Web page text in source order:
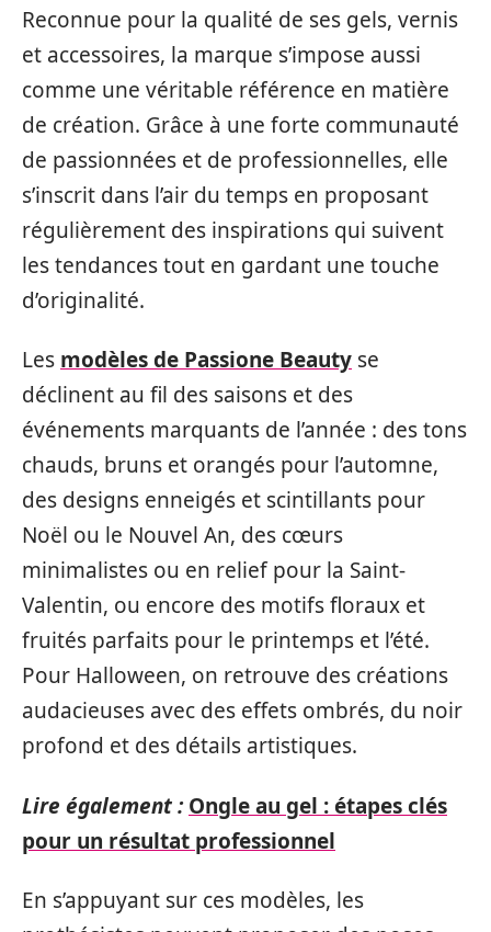
Reconnue pour la qualité de ses gels, vernis
et accessoires, la marque s’impose aussi
comme une véritable référence en matière
de création. Grâce à une forte communauté
de passionnées et de professionnelles, elle
s’inscrit dans l’air du temps en proposant
régulièrement des inspirations qui suivent
les tendances tout en gardant une touche
d’originalité.
Les modèles de Passione Beauty se
déclinent au fil des saisons et des
événements marquants de l’année : des tons
chauds, bruns et orangés pour l’automne,
des designs enneigés et scintillants pour
Noël ou le Nouvel An, des cœurs
minimalistes ou en relief pour la Saint-
Valentin, ou encore des motifs floraux et
fruités parfaits pour le printemps et l’été.
Pour Halloween, on retrouve des créations
audacieuses avec des effets ombrés, du noir
profond et des détails artistiques.
Lire également : Ongle au gel : étapes clés
pour un résultat professionnel
En s’appuyant sur ces modèles, les